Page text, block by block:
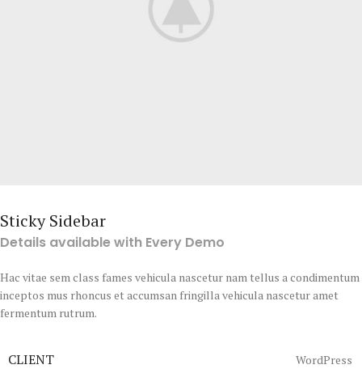
Sticky Sidebar
Details available with Every Demo
Hac vitae sem class fames vehicula nascetur nam tellus a condimentum
inceptos mus rhoncus et accumsan fringilla vehicula nascetur amet
fermentum rutrum.
CLIENT WordPress